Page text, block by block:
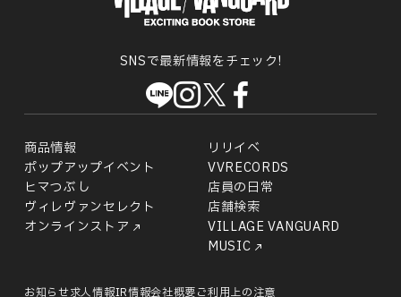
SNSで最新情報をチェック!
商品情報
リリイベ
ポップアップイベント
VVRECORDS
ヒマつぶし
店員の日常
ヴィレヴァンセレクト
店舗検索
オンラインストア
VILLAGE VANGUARD
MUSIC
お知らせ求人情報IR情報会社概要ご利用上の注意